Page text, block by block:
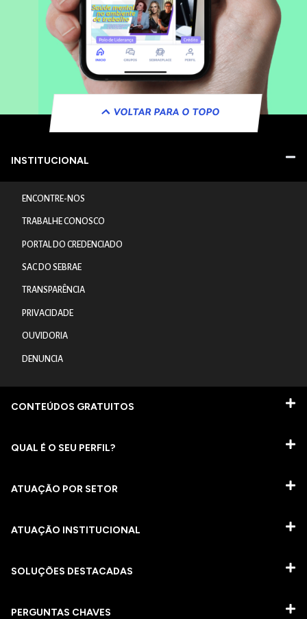
VOLTAR PARA O TOPO
INSTITUCIONAL
ENCONTRE-NOS
TRABALHE CONOSCO
PORTAL DO CREDENCIADO
SAC DO SEBRAE
TRANSPARÊNCIA
PRIVACIDADE
OUVIDORIA
DENUNCIA
CONTEÚDOS GRATUITOS
QUAL É O SEU PERFIL?
ATUAÇÃO POR SETOR
ATUAÇÃO INSTITUCIONAL
SOLUÇÕES DESTACADAS
PERGUNTAS CHAVES​